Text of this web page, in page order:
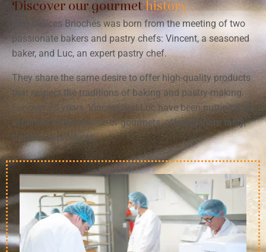
Discover our gourmethistory
Mes Délices Briochés was born from the meeting of two
passionate bakers and pastry chefs: Vincent, a seasoned
baker, and Luc, an expert pastry chef.
They share the same desire to offer high-quality products
that respect the traditions of baking and pastry-making.
For over 20 years, Vincent and Luc have been putting their
expertise at the service of gourmets, offering them tasty,
traditional products.